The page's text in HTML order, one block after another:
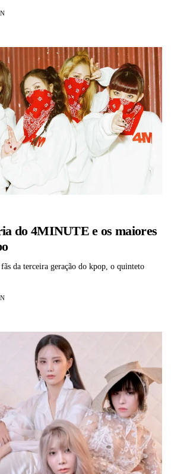
do 4MINUTE e os maiores
da terceira geração do kpop, o quinteto